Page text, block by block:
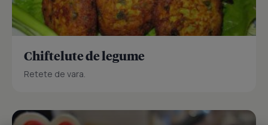
Chiftelute de legume
Retete de vara.